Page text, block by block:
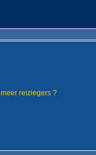
reiziegers ?